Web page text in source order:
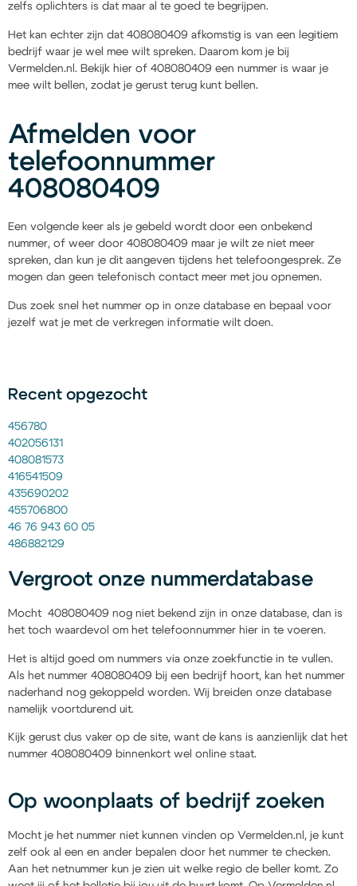
zelfs oplichters is dat maar al te goed te begrijpen.
Het kan echter zijn dat 408080409 afkomstig is van een legitiem
bedrijf waar je wel mee wilt spreken. Daarom kom je bij
Vermelden.nl. Bekijk hier of 408080409 een nummer is waar je
mee wilt bellen, zodat je gerust terug kunt bellen.
Afmelden voor
telefoonnummer
408080409
Een volgende keer als je gebeld wordt door een onbekend
nummer, of weer door 408080409 maar je wilt ze niet meer
spreken, dan kun je dit aangeven tijdens het telefoongesprek. Ze
mogen dan geen telefonisch contact meer met jou opnemen.
Dus zoek snel het nummer op in onze database en bepaal voor
jezelf wat je met de verkregen informatie wilt doen.
Recent opgezocht
456780
402056131
408081573
416541509
435690202
455706800
46 76 943 60 05
486882129
Vergroot onze nummerdatabase
Mocht 408080409 nog niet bekend zijn in onze database, dan is
het toch waardevol om het telefoonnummer hier in te voeren.
Het is altijd goed om nummers via onze zoekfunctie in te vullen.
Als het nummer 408080409 bij een bedrijf hoort, kan het nummer
naderhand nog gekoppeld worden. Wij breiden onze database
namelijk voortdurend uit.
Kijk gerust dus vaker op de site, want de kans is aanzienlijk dat het
nummer 408080409 binnenkort wel online staat.
Op woonplaats of bedrijf zoeken
Mocht je het nummer niet kunnen vinden op Vermelden.nl, je kunt
zelf ook al een en ander bepalen door het nummer te checken.
Aan het netnummer kun je zien uit welke regio de beller komt. Zo